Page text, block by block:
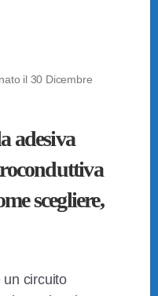
il 30 Dicembre
adesiva
scegliere,
un circuito